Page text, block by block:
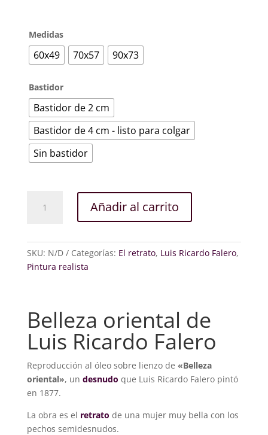
Medidas
60x49 70x57 90x73
Bastidor
Bastidor de 2 cm
Bastidor de 4 cm - listo para colgar
Sin bastidor
oriental
Añadir al carrito
SKU: N/D Categorías: El retrato, Luis Ricardo Falero,
Pintura realista
Belleza oriental de
Luis Ricardo Falero
Reproducción al óleo sobre lienzo de «Belleza
oriental», un desnudo que Luis Ricardo Falero pintó
en 1877.
La obra es el retrato de una mujer muy bella con los
pechos semidesnudos.